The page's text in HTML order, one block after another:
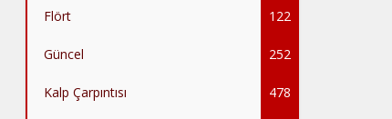
Flört 122
Güncel 252
Kalp Çarpıntısı 478